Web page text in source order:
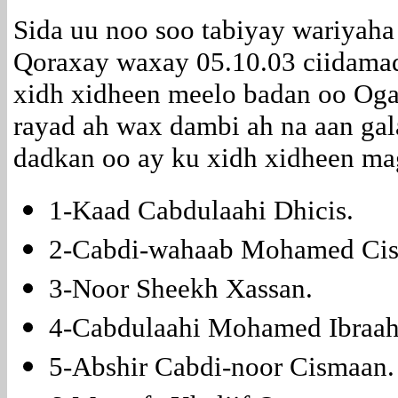
Sida uu noo soo tabiyay
Qoraxay waxay 05.10.03
xidh xidheen meelo badan oo
rayad ah wax dambi ah na aan
dadkan oo ay ku xidh xidheen
1-Kaad Cabdulaahi Dhicis.
2-Cabdi-wahaab Mohamed
3-Noor Sheekh Xassan.
4-Cabdulaahi Mohamed
5-Abshir Cabdi-noor Cismaan.